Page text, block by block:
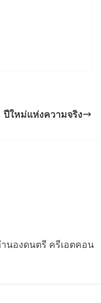
ปีใหม่แห่งความจริง
นองดนตรี ครีเอตคอน